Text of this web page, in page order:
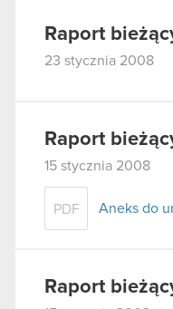
Raport
23 stycznia 2008
Raport
15 stycznia 2008
PDF Aneks do
Raport